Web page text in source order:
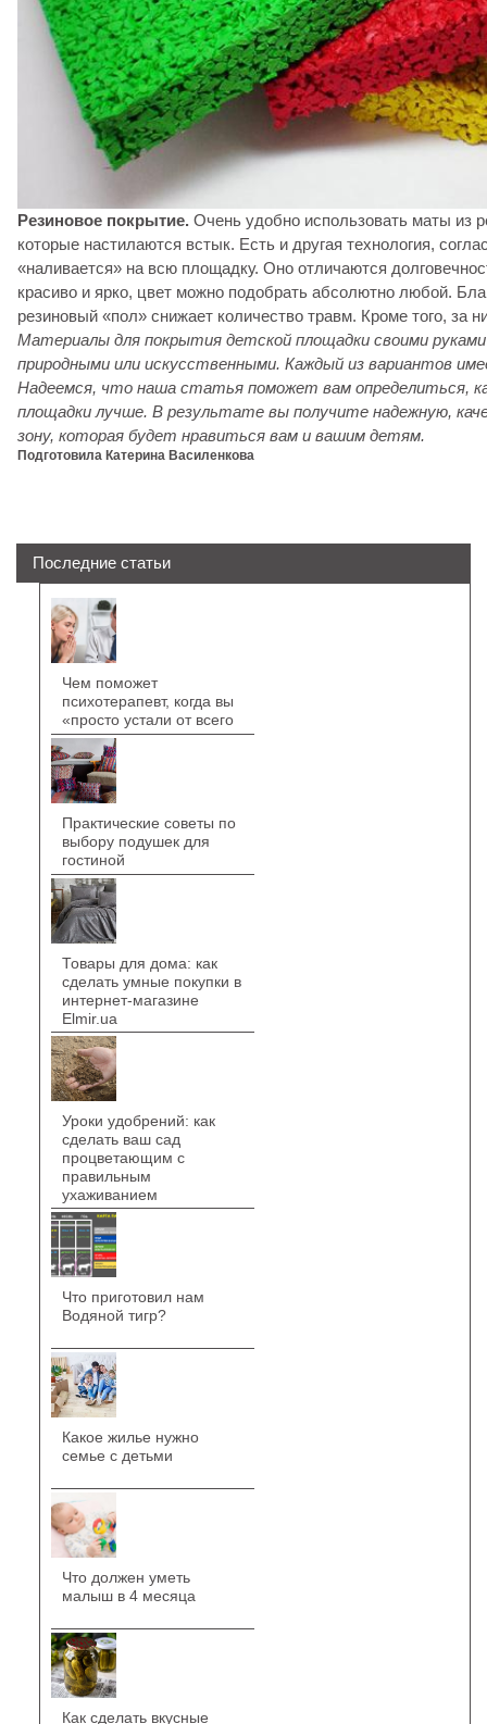
Резиновое покрытие. Очень удобно использовать маты из
которые настилаются встык. Есть и другая технология,
«наливается» на всю площадку. Оно отличаются
красиво и ярко, цвет можно подобрать абсолютно любой.
резиновый «пол» снижает количество травм. Кроме того, за
Материалы для покрытия детской площадки своими
природными или искусственными. Каждый из вариантов
Надеемся, что наша статья поможет вам определиться,
площадки лучше. В результате вы получите надежную,
зону, которая будет нравиться вам и вашим детям.
Подготовила Катерина Василенкова
Последние статьи
Чем поможет
психотерапевт, когда вы
«просто устали от всего
Практические советы по
выбору подушек для
гостиной
Товары для дома: как
сделать умные покупки в
интернет-магазине
Elmir.ua
Уроки удобрений: как
сделать ваш сад
процветающим с
правильным
ухаживанием
Что приготовил нам
Водяной тигр?
Какое жилье нужно
семье с детьми
Что должен уметь
малыш в 4 месяца
Как сделать вкусные